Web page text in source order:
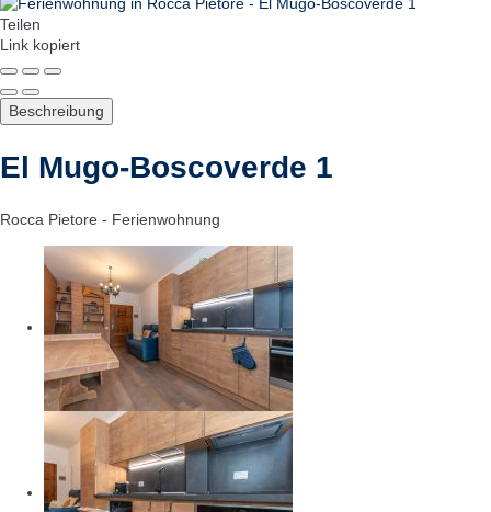
Teilen
Link kopiert
Beschreibung
El Mugo-Boscoverde 1
Rocca Pietore - Ferienwohnung